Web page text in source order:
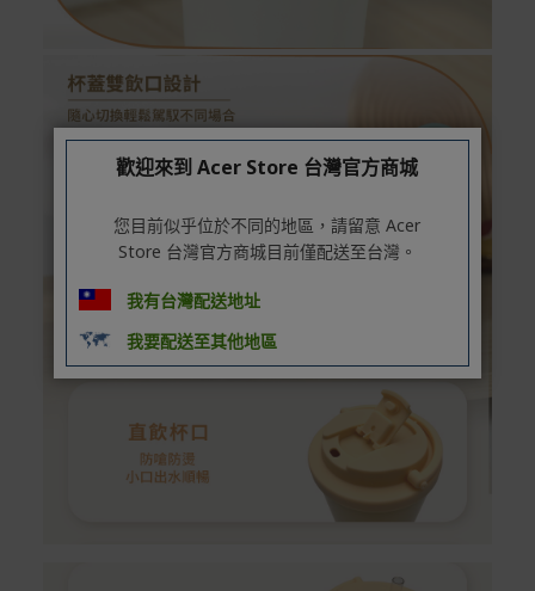
歡迎來到 Acer Store 台灣官方商城
您目前似乎位於不同的地區，請留意 Acer
Store 台灣官方商城目前僅配送至台灣。
我有台灣配送地址
我要配送至其他地區